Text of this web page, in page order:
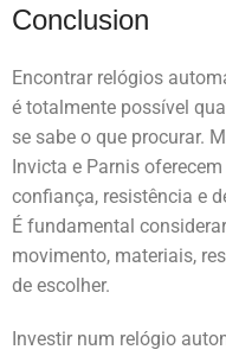
Conclusion
Encontrar relógios
é totalmente possível
se sabe o que procurar.
Invicta e Parnis
confiança, resistência e
É fundamental
movimento, materiais,
de escolher.
Investir num relógio